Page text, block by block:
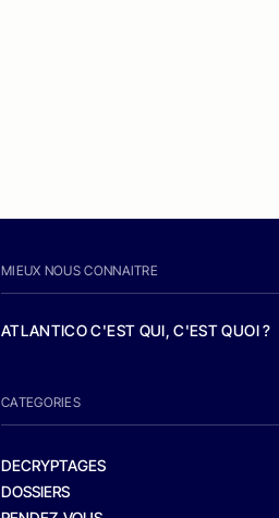
MIEUX NOUS CONNAITRE
ATLANTICO C'EST QUI, C'EST QUOI ?
CATEGORIES
DECRYPTAGES
DOSSIERS